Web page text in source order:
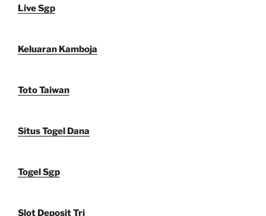
Live Sgp
Keluaran Kamboja
Toto Taiwan
Situs Togel Dana
Togel Sgp
Slot Deposit Tri